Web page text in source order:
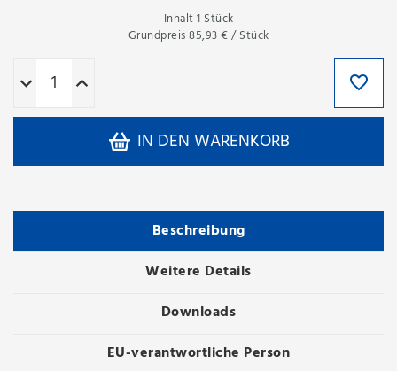
Inhalt1 Stück
Grundpreis85,93 € / Stück
IN DEN WARENKORB
Beschreibung
Weitere Details
Downloads
EU-verantwortliche Person